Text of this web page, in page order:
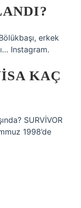
erkek
Instagram.
KAÇ
SURVİVOR
1998’de